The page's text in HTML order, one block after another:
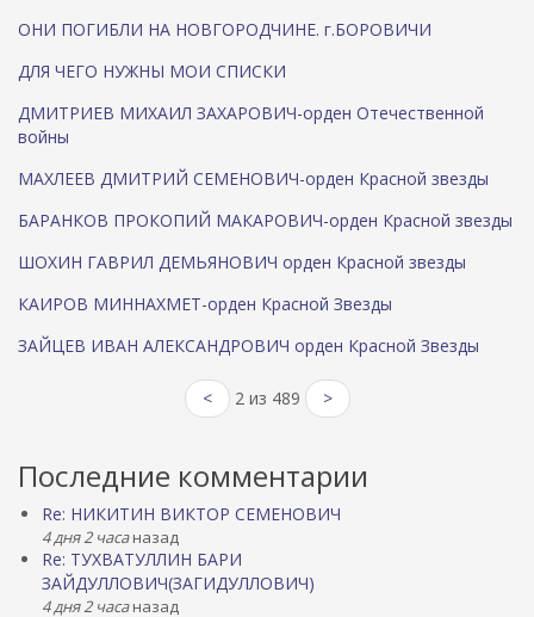
ОНИ ПОГИБЛИ НА НОВГОРОДЧИНЕ. г.БОРОВИЧИ
ДЛЯ ЧЕГО НУЖНЫ МОИ СПИСКИ
ДМИТРИЕВ МИХАИЛ ЗАХАРОВИЧ-орден Отечественной
войны
МАХЛЕЕВ ДМИТРИЙ СЕМЕНОВИЧ-орден Красной звезды
БАРАНКОВ ПРОКОПИЙ МАКАРОВИЧ-орден Красной звезды
ШОХИН ГАВРИЛ ДЕМЬЯНОВИЧ орден Красной звезды
КАИРОВ МИННАХМЕТ-орден Красной Звезды
ЗАЙЦЕВ ИВАН АЛЕКСАНДРОВИЧ орден Красной Звезды
< 2 из 489 >
Последние комментарии
Re: НИКИТИН ВИКТОР СЕМЕНОВИЧ
4 дня 2 часаназад
Re: ТУХВАТУЛЛИН БАРИ
ЗАЙДУЛЛОВИЧ(ЗАГИДУЛЛОВИЧ)
4 дня 2 часаназад